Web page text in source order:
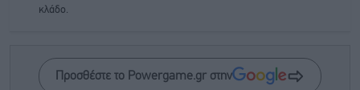
κλάδο.
Προσθέστε το Powergame.gr στην